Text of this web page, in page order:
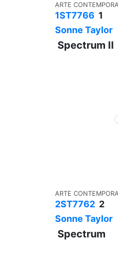
ARTE
1ST7766 1
Sonne Taylor
Spectrum II
ARTE
2ST7762 2
Sonne Taylor
Spectrum